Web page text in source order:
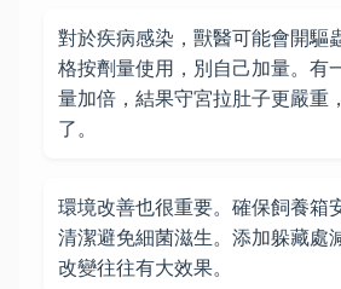
對於疾病感染，獸醫可能會開驅
格按劑量使用，別自己加量。有
量加倍，結果守宮拉肚子更嚴重
了。
環境改善也很重要。確保飼養箱
清潔避免細菌滋生。添加躲藏處
改變往往有大效果。